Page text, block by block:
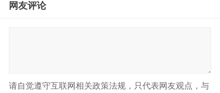
网友评论
请自觉遵守互联网相关政策法规，只代表网友观点，与